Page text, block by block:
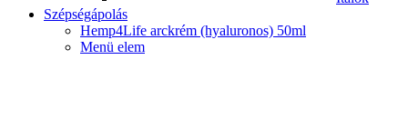
Szépségápolás
Hemp4Life arckrém (hyaluronos) 50ml
Menü elem